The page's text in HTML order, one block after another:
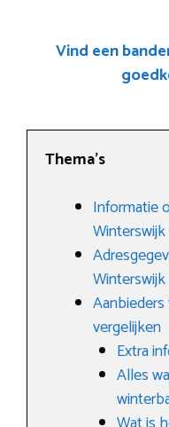
Vind een
Thema’s
Informatie
vergelijken
Extra
Alles